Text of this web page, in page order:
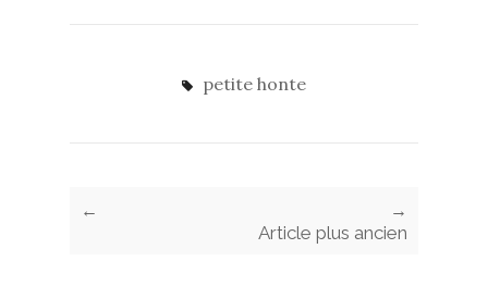
petite honte
← →
Article plus ancien